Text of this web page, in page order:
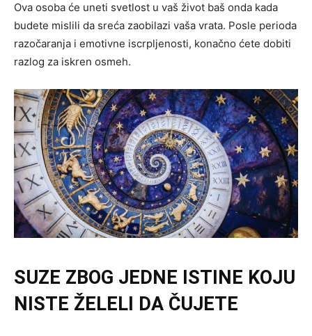
Ova osoba će uneti svetlost u vaš život baš onda kada
budete mislili da sreća zaobilazi vaša vrata. Posle perioda
razočaranja i emotivne iscrpljenosti, konačno ćete dobiti
razlog za iskren osmeh.
SUZE ZBOG JEDNE ISTINE KOJU
NISTE ŽELELI DA ČUJETE